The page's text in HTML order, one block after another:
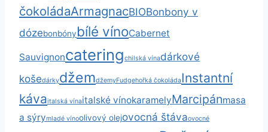
čokoládaArmagnacBIOBonbony v
dózebonbónybílé vínoCabernet
Sauvignoncateringchilská vínadárkové
košedárkydžemdžemyFudgehořká čokoládaInstantní
kávaitalská vínaitalské vínokaramelyMarcipánmasa
a sýrymladé vínoolivový olejovocná štávaovocné